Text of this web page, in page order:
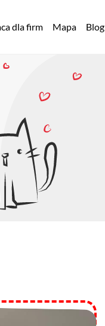
dla firm Mapa Blog